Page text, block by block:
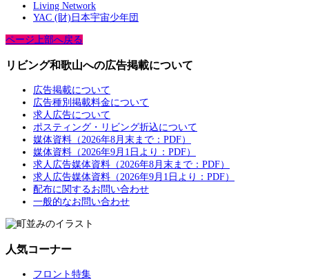
Living Network
YAC (財)日本宇宙少年団
ページ上部へ戻る
リビング和歌山への広告掲載について
広告掲載について
広告種別掲載料金について
求人広告について
ポスティング・リビング折込について
媒体資料（2026年8月末まで：PDF）
媒体資料（2026年9月1日より：PDF）
求人広告媒体資料（2026年8月末まで：PDF）
求人広告媒体資料（2026年9月1日より：PDF）
配布に関するお問い合わせ
一般的なお問い合わせ
人気コーナー
フロント特集